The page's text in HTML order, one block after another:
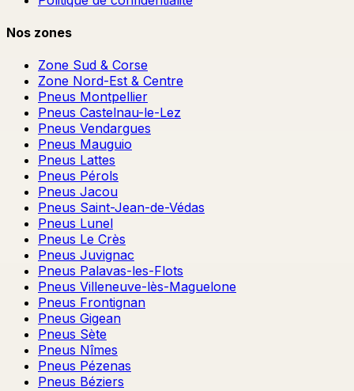
Nos zones
Zone Sud & Corse
Zone Nord-Est & Centre
Pneus Montpellier
Pneus Castelnau-le-Lez
Pneus Vendargues
Pneus Mauguio
Pneus Lattes
Pneus Pérols
Pneus Jacou
Pneus Saint-Jean-de-Védas
Pneus Lunel
Pneus Le Crès
Pneus Juvignac
Pneus Palavas-les-Flots
Pneus Villeneuve-lès-Maguelone
Pneus Frontignan
Pneus Gigean
Pneus Sète
Pneus Nîmes
Pneus Pézenas
Pneus Béziers